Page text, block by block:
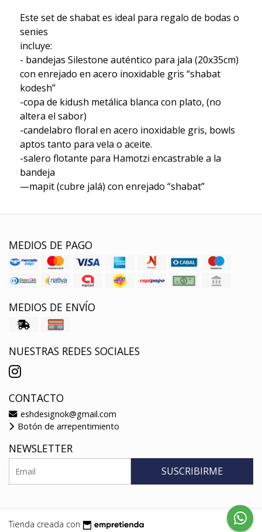
Este set de shabat es ideal para regalo de bodas o
senies
incluye:
- bandejas Silestone auténtico para jala (20x35cm)
con enrejado en acero inoxidable gris “shabat
kodesh”
-copa de kidush metálica blanca con plato, (no
altera el sabor)
-candelabro floral en acero inoxidable gris, bowls
aptos tanto para vela o aceite.
-salero flotante para Hamotzi encastrable a la
bandeja
—mapit (cubre jalá) con enrejado “shabat”
MEDIOS DE PAGO
MEDIOS DE ENVÍO
NUESTRAS REDES SOCIALES
CONTACTO
eshdesignok@gmail.com
Botón de arrepentimiento
NEWSLETTER
SUSCRIBIRME
Tienda creada con